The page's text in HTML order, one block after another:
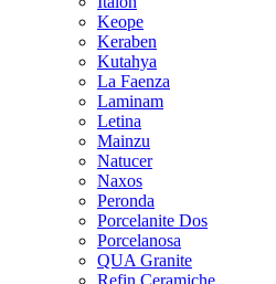
Keope
Keraben
Kutahya
La Faenza
Laminam
Letina
Mainzu
Natucer
Naxos
Peronda
Porcelanite Dos
Porcelanosa
QUA Granite
Refin Ceramiche